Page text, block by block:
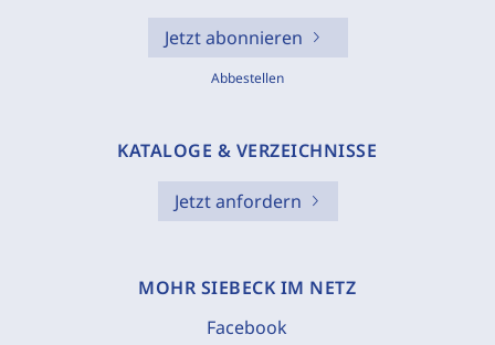
Jetzt abonnieren
Abbestellen
KATALOGE & VERZEICHNISSE
Jetzt anfordern
MOHR SIEBECK IM NETZ
Facebook